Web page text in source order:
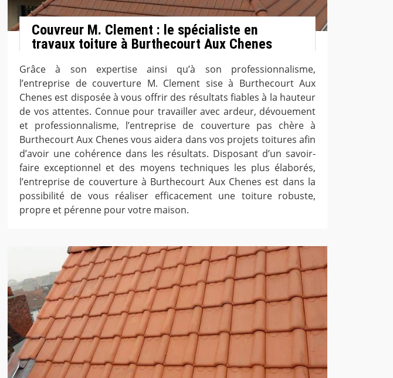
Couvreur M. Clement : le spécialiste en
travaux toiture à Burthecourt Aux Chenes
Grâce à son expertise ainsi qu’à son professionnalisme,
l’entreprise de couverture M. Clement sise à Burthecourt Aux
Chenes est disposée à vous offrir des résultats fiables à la hauteur
de vos attentes. Connue pour travailler avec ardeur, dévouement
et professionnalisme, l’entreprise de couverture pas chère à
Burthecourt Aux Chenes vous aidera dans vos projets toitures afin
d’avoir une cohérence dans les résultats. Disposant d’un savoir-
faire exceptionnel et des moyens techniques les plus élaborés,
l’entreprise de couverture à Burthecourt Aux Chenes est dans la
possibilité de vous réaliser efficacement une toiture robuste,
propre et pérenne pour votre maison.